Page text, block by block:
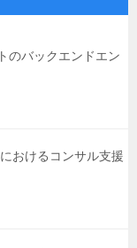
のバックエンドエン
おけるコンサル支援